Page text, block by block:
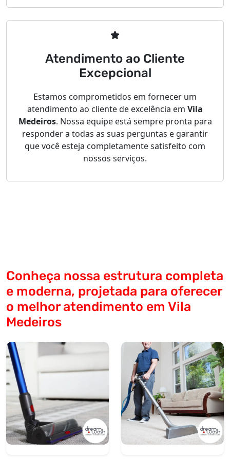
Atendimento ao Cliente
Excepcional
Estamos comprometidos em fornecer um
atendimento ao cliente de excelência em Vila
Medeiros. Nossa equipe está sempre pronta para
responder a todas as suas perguntas e garantir
que você esteja completamente satisfeito com
nossos serviços.
Conheça nossa estrutura completa
e moderna, projetada para oferecer
o melhor atendimento em Vila
Medeiros